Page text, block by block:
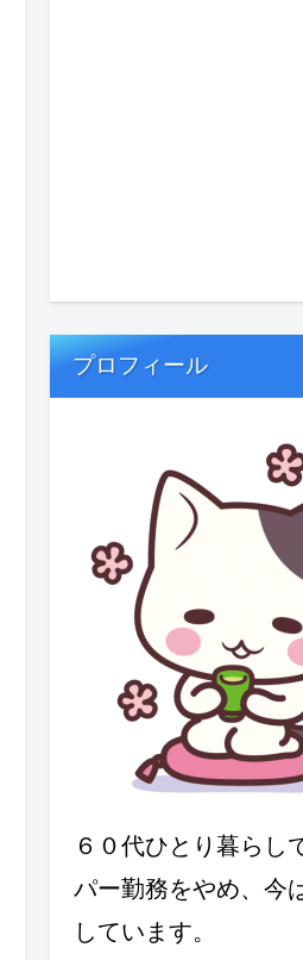
プロフィール
６０代ひとり暮らし
パー勤務をやめ、今
しています。